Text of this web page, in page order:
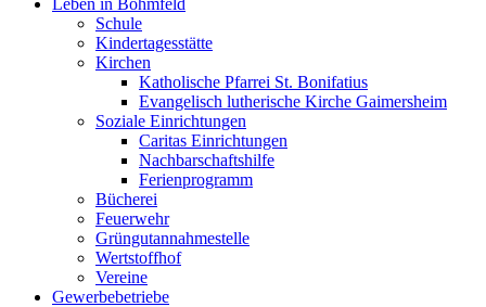
Leben in Böhmfeld
Schule
Kindertagesstätte
Kirchen
Katholische Pfarrei St. Bonifatius
Evangelisch lutherische Kirche Gaimersheim
Soziale Einrichtungen
Caritas Einrichtungen
Nachbarschaftshilfe
Ferienprogramm
Bücherei
Feuerwehr
Grüngutannahmestelle
Wertstoffhof
Vereine
Gewerbebetriebe